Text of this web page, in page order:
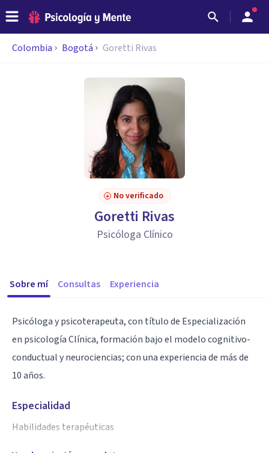
Colombia Bogotá Goretti Rivas
No verificado
Goretti Rivas
Psicóloga Clínico
Sobre mí Consultas Experiencia
Psicóloga y psicoterapeuta, con título de Especialización
en psicología Clínica, formación bajo el modelo cognitivo-
conductual y neurociencias; con una experiencia de más de
10 años.
Especialidad
Habilidades terapéuticas